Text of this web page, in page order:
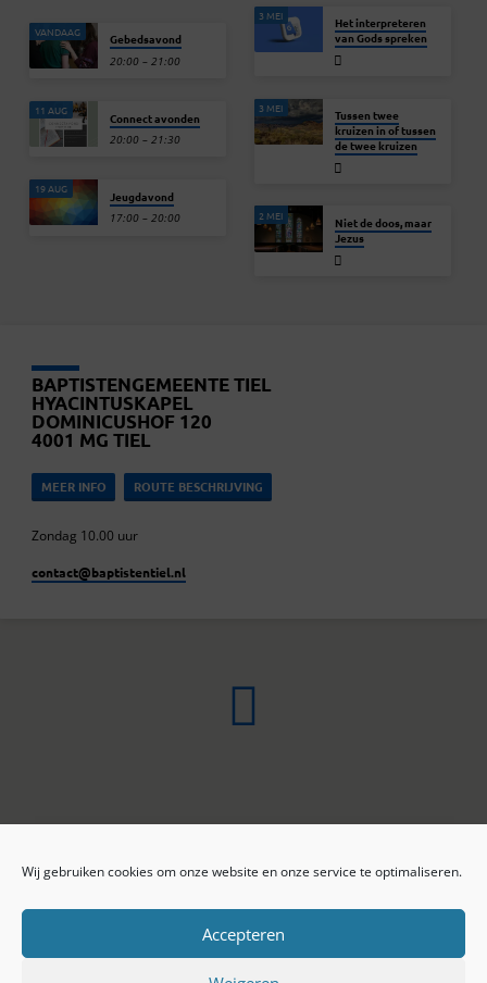
Wij gebruiken cookies om onze website en onze service te optimaliseren.
Accepteren
VANDAAG Gebedsavond
20:00 – 21:00
11 AUG Connect avonden
20:00 – 21:30
19 AUG Jeugdavond
17:00 – 20:00
3 MEI
Het interpreteren
van Gods spreken
3 MEI
Tussen twee
kruizen in of tussen
de twee kruizen
2 MEI
Niet de doos, maar
Jezus
BAPTISTENGEMEENTE TIEL
HYACINTUSKAPEL
DOMINICUSHOF 120
4001 MG TIEL
MEER INFO ROUTE BESCHRIJVING
Zondag 10.00 uur
contact​@baptistentiel.nl
ONLINE ARCHIEF
Privacy beleid